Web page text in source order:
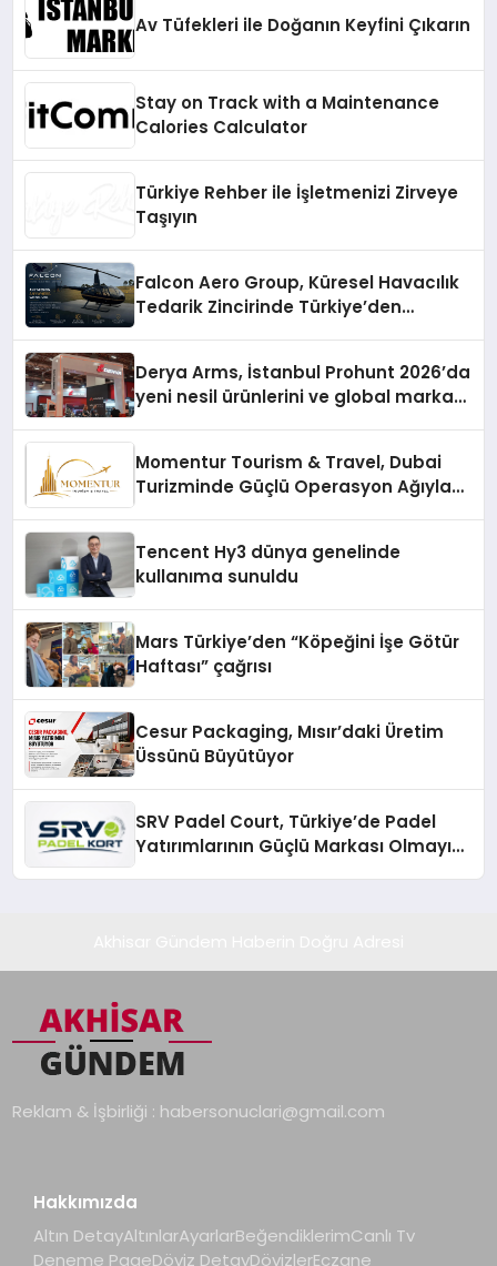
Av Tüfekleri ile Doğanın Keyfini Çıkarın
Stay on Track with a Maintenance
Calories Calculator
Türkiye Rehber ile İşletmenizi Zirveye
Taşıyın
Falcon Aero Group, Küresel Havacılık
Tedarik Zincirinde Türkiye’den
Derya Arms, İstanbul Prohunt 2026’da
yeni nesil ürünlerini ve global marka
Momentur Tourism & Travel, Dubai
Turizminde Güçlü Operasyon Ağıyla
Tencent Hy3 dünya genelinde
kullanıma sunuldu
Mars Türkiye’den “Köpeğini İşe Götür
Haftası” çağrısı
Cesur Packaging, Mısır’daki Üretim
Üssünü Büyütüyor
SRV Padel Court, Türkiye’de Padel
Yatırımlarının Güçlü Markası Olmayı
Reklam & İşbirliği : habersonuclari@gmail.com
Hakkımızda
Altın DetayAltınlarAyarlarBeğendiklerimCanlı Tv
Deneme PageDöviz DetayDövizlerEczane